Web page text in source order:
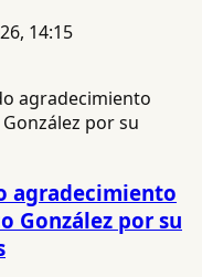
14:15
agradecimiento
González por su